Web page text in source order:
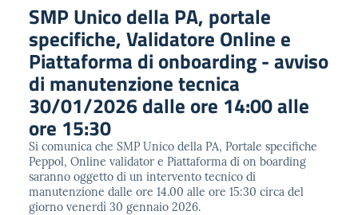
SMP Unico della PA, portale
specifiche, Validatore Online e
Piattaforma di onboarding - avviso
di manutenzione tecnica
30/01/2026 dalle ore 14:00 alle
ore 15:30
Si comunica che SMP Unico della PA, Portale specifiche
Peppol, Online validator e Piattaforma di on boarding
saranno oggetto di un intervento tecnico di
manutenzione dalle ore 14.00 alle ore 15:30 circa del
giorno venerdì 30 gennaio 2026.